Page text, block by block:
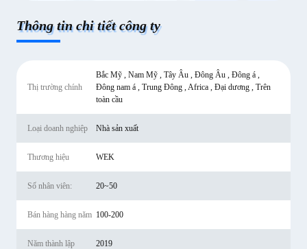
Thông tin chi tiết công ty
Thị trường chính
Bắc Mỹ , Nam Mỹ , Tây Âu , Đông Âu , Đông á ,
Đông nam á , Trung Đông , Africa , Đại dương , Trên
toàn cầu
Loại doanh nghiệp Nhà sản xuất
Thương hiệu WEK
Số nhân viên: 20~50
Bán hàng hàng năm 100-200
Năm thành lập 2019